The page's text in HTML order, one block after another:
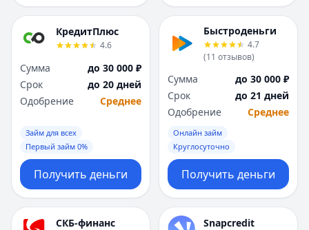
КредитПлюс
4.6
Сумма
до 30 000 ₽
Срок
до 20 дней
Одобрение
Среднее
Займ для всех
Первый займ 0%
Получить деньги
Быстроденьги
4.7
(11 отзывов)
Сумма
до 30 000 ₽
Срок
до 21 дней
Одобрение
Среднее
Онлайн займ
Круглосуточно
Получить деньги
СКБ-финанс Snapcredit